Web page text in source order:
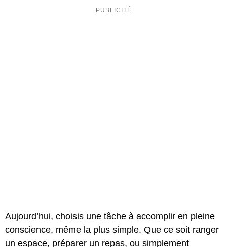
Aujourd’hui, choisis une tâche à accomplir en pleine
conscience, même la plus simple. Que ce soit ranger
un espace, préparer un repas, ou simplement